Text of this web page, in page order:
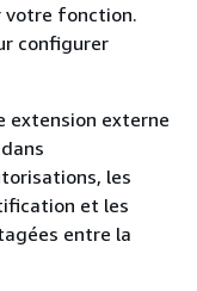
votre fonction.
configurer
extension externe
les
et les
entre la